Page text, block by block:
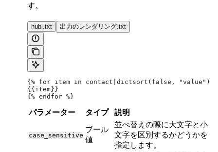
す。
hubl.txt 出力のレンダリング.txt
{% for item in contact|dictsort(false, "value")
{{item}}
{% endfor %}
パラメーター タイプ 説明
case_sensitive
ブール
値
並べ替えの際に大文字と小
文字を区別するかどうかを
指定します。